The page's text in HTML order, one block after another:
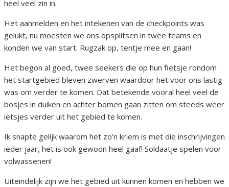
heel veel zin in.
Het aanmelden en het intekenen van de checkpoints was
gelukt, nu moesten we ons opsplitsen in twee teams en
konden we van start. Rugzak op, tentje mee en gaan!
Het begon al goed, twee seekers die op hun fietsje rondom
het startgebied bleven zwerven waardoor het voor ons lastig
was om verder te komen. Dat betekende vooral heel veel de
bosjes in duiken en achter bomen gaan zitten om steeds weer
ietsjes verder uit het gebied te komen.
Ik snapte gelijk waarom het zo’n kriem is met die inschrijvingen
ieder jaar, het is ook gewoon heel gaaf! Soldaatje spelen voor
volwassenen!
Uiteindelijk zijn we het gebied uit kunnen komen en hebben we